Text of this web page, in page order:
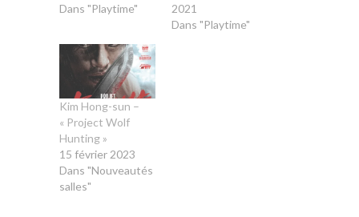
Dans "Playtime"
2021
Dans "Playtime"
Kim Hong-sun –
« Project Wolf
Hunting »
15 février 2023
Dans "Nouveautés
salles"